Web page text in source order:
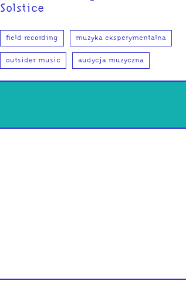
Solstice
field recording muzyka eksperymentalna
outsider music audycja muzyczna